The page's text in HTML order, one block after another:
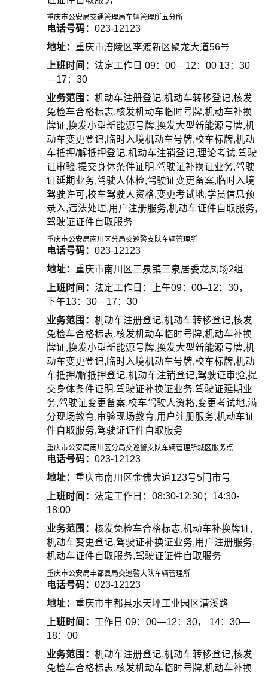
重庆市公安局交通管理局车辆管理所五分所
电话号码： 023-12123
地址： 重庆市涪陵区李渡新区聚龙大道56号
上班时间： 法定工作日 09：00—12：00 13：30
—17：30
业务范围： 机动车注册登记,机动车转移登记,核发
免检车合格标志,核发机动车临时号牌,机动车补换
牌证,换发小型新能源号牌,换发大型新能源号牌,机
动车变更登记,临时入境机动车号牌,校车标牌,机动
车抵押/解抵押登记,机动车注销登记,理论考试,驾驶
证审验,提交身体条件证明,驾驶证补换证业务,驾驶
证延期业务,驾驶人体检,驾驶证变更备案,临时入境
驾驶许可,校车驾驶人资格,变更考试地,学员信息预
录入,违法处理,用户注册服务,机动车证件自取服务,
驾驶证证件自取服务
重庆市公安局南川区分局交巡警支队车辆管理所
电话号码： 023-12123
地址： 重庆市南川区三泉镇三泉居委龙凤场2组
上班时间： 法定工作日：上午09：00–12：30，
下午13：30—17：30
业务范围： 机动车注册登记,机动车转移登记,核发
免检车合格标志,核发机动车临时号牌,机动车补换
牌证,换发小型新能源号牌,换发大型新能源号牌,机
动车变更登记,临时入境机动车号牌,校车标牌,机动
车抵押/解抵押登记,机动车注销登记,驾驶证审验,提
交身体条件证明,驾驶证补换证业务,驾驶证延期业
务,驾驶证变更备案,校车驾驶人资格,变更考试地,满
分现场教育,审验现场教育,用户注册服务,机动车证
件自取服务,驾驶证证件自取服务
重庆市公安局南川区分局交巡警支队车辆管理所城区服务点
电话号码： 023-12123
地址： 重庆市南川区金佛大道123号5门市号
上班时间： 法定工作日：08:30-12:30；14:30-
18:00
业务范围： 核发免检车合格标志,机动车补换牌证,
机动车变更登记,驾驶证补换证业务,用户注册服务,
机动车证件自取服务,驾驶证证件自取服务
重庆市公安局丰都县局交巡警大队车辆管理所
电话号码： 023-12123
地址： 重庆市丰都县水天坪工业园区漕溪路
上班时间： 工作日 09：00—12：30， 14：30—
18：00
业务范围： 机动车注册登记,机动车转移登记,核发
免检车合格标志,核发机动车临时号牌,机动车补换